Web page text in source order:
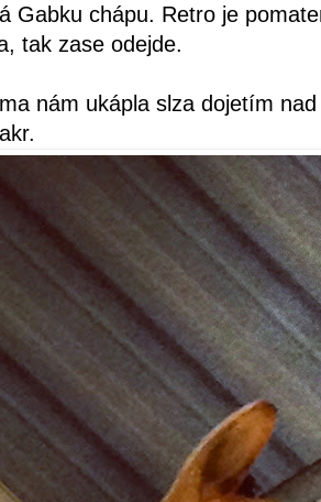
Gabku chápu. Retro je
tak zase odejde.
nám ukápla slza dojetím